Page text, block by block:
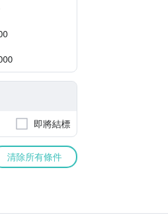
即將結標
清除所有條件